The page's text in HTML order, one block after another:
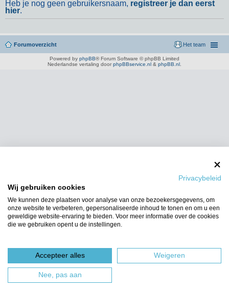
Privacybeleid
Wij gebruiken cookies
We kunnen deze plaatsen voor analyse van onze bezoekersgegevens, om
onze website te verbeteren, gepersonaliseerde inhoud te tonen en om u een
geweldige website-ervaring te bieden. Voor meer informatie over de cookies
die we gebruiken opent u de instellingen.
Accepteer alles Weigeren
Nee, pas aan
Heb je nog geen gebruikersnaam, registreer je dan eerst
hier.
Forumoverzicht Het team
Powered by phpBB® Forum Software © phpBB Limited
Nederlandse vertaling door phpBBservice.nl & phpBB.nl